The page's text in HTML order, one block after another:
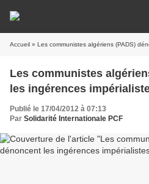
Accueil » Les communistes algériens (PADS)
Les communistes
les ingérences
Publié le 17/04/2012 à 07:13
Par Solidarité Internationale PCF